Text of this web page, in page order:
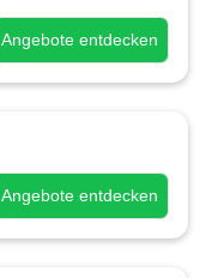
Angebote entdecken
Angebote entdecken